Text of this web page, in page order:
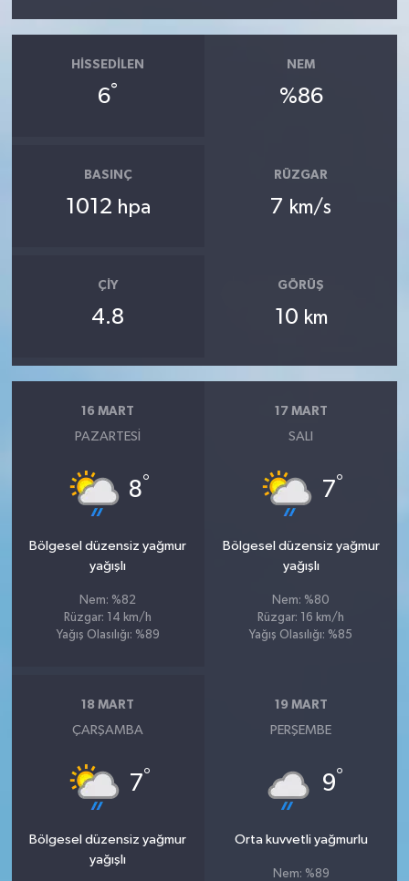
HISSEDILEN
6°
NEM
%86
BASINÇ
1012 hpa
RÜZGAR
7 km/s
ÇIY
4.8
GÖRÜŞ
10 km
16 MART
PAZARTESI
8°
Bölgesel düzensiz yağmur
yağışlı
Nem: %82
Rüzgar: 14 km/h
Yağış Olasılığı: %89
17 MART
SALI
7°
Bölgesel düzensiz yağmur
yağışlı
Nem: %80
Rüzgar: 16 km/h
Yağış Olasılığı: %85
18 MART
ÇARŞAMBA
7°
Bölgesel düzensiz yağmur
yağışlı
19 MART
PERŞEMBE
9°
Orta kuvvetli yağmurlu
Nem: %89